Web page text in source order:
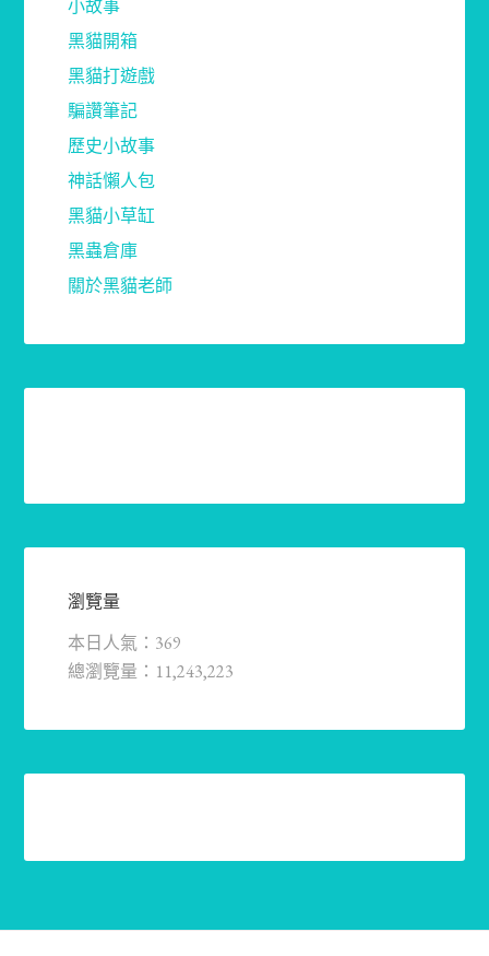
小故事
黑貓開箱
黑貓打遊戲
騙讚筆記
歷史小故事
神話懶人包
黑貓小草缸
黑蟲倉庫
關於黑貓老師
瀏覽量
本日人氣：369
總瀏覽量：11,243,223